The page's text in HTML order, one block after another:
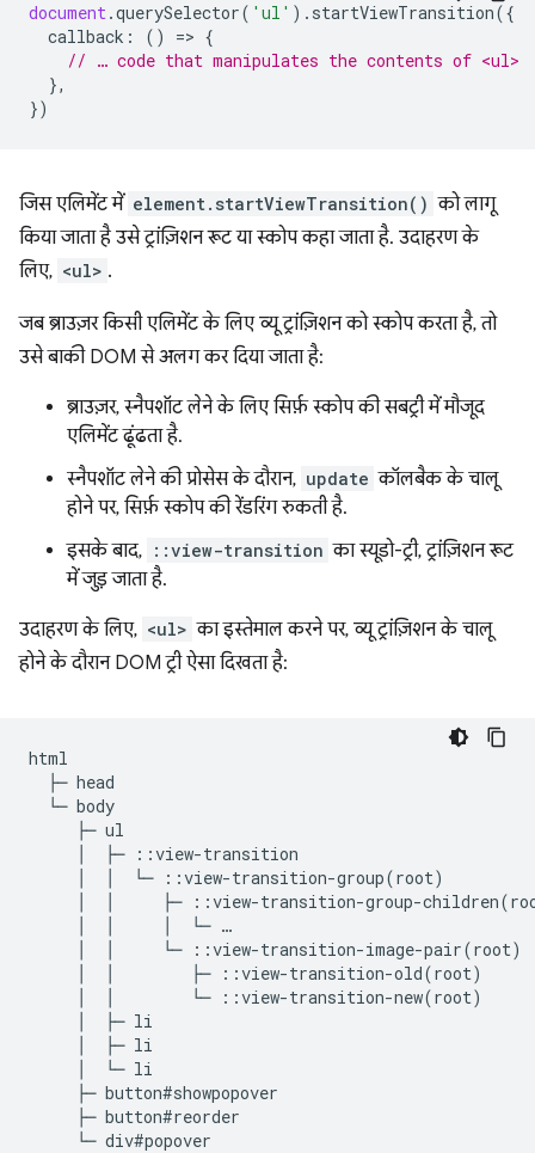
document.querySelector( 'ul' ). startViewTransition({
callback : () => {
// … code that manipulates the contents of <ul>
},
})
जिस एलिमेंट में element.startViewTransition() को लागू
किया जाता है उसे ट्रांज़िशन रूट या स्कोप कहा जाता है. उदाहरण के
लिए, <ul> .
जब ब्राउज़र किसी एलिमेंट के लिए व्यू ट्रांज़िशन को स्कोप करता है, तो
उसे बाकी DOM से अलग कर दिया जाता है:
ब्राउज़र, स्नैपशॉट लेने के लिए सिर्फ़ स्कोप की सबट्री में मौजूद
एलिमेंट ढूंढता है.
स्नैपशॉट लेने की प्रोसेस के दौरान, update कॉलबैक के चालू
होने पर, सिर्फ़ स्कोप की रेंडरिंग रुकती है.
इसके बाद, ::view-transition का स्यूडो-ट्री, ट्रांज़िशन रूट
में जुड़ जाता है.
उदाहरण के लिए, <ul> का इस्तेमाल करने पर, व्यू ट्रांज़िशन के चालू
होने के दौरान DOM ट्री ऐसा दिखता है:
html
  ├─ head
  └─ body
     ├─ ul
     │  ├─ ::view-transition
     │  │  └─ ::view-transition-group(root)
│  │     ├─ ::view-transition-group-
     │  │     │  └─ …
     │  │     └─ ::view-transition-image-pair(root)
     │  │        ├─ ::view-transition-old(root)
     │  │        └─ ::view-transition-new(root)
     │  ├─ li
     │  ├─ li
     │  └─ li
     ├─ button#showpopover
     ├─ button#reorder
     └─ div#popover